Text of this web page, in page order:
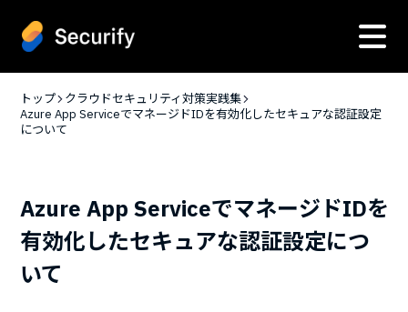
トップ
クラウドセキュリティ対策実践集
Azure App ServiceでマネージドIDを有効化したセキュアな認証設定
について
Azure App ServiceでマネージドIDを
有効化したセキュアな認証設定につ
いて